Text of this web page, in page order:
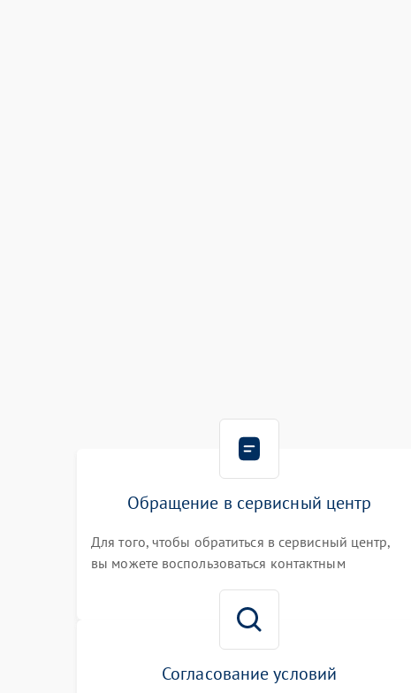
Обращение в сервисный центр
Для того, чтобы обратиться в сервисный центр,
вы можете воспользоваться контактным
номер телефона на сайте
Согласование условий